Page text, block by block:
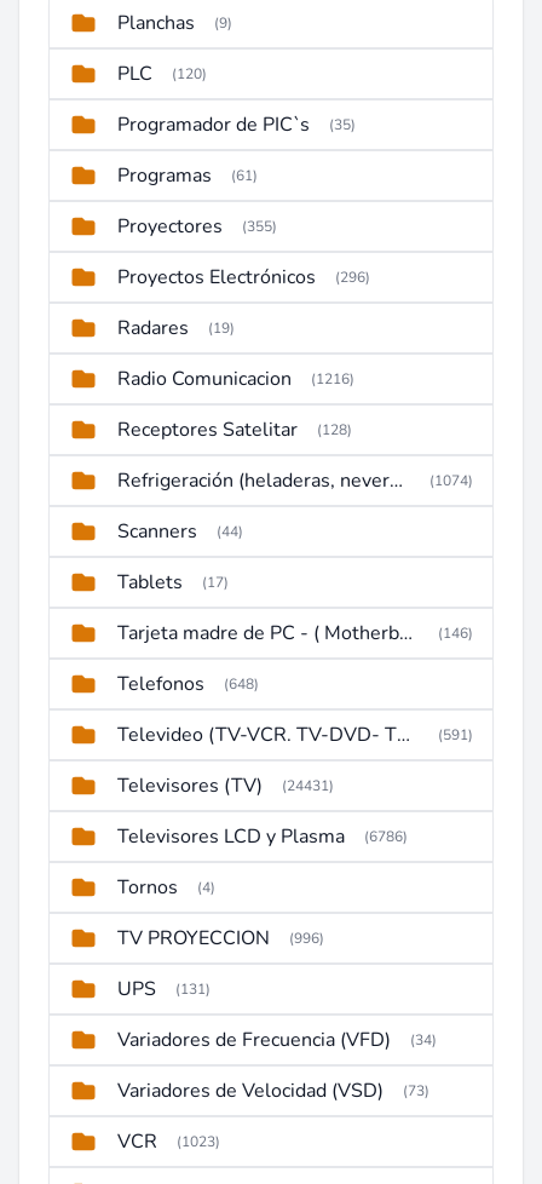
Planchas (9)
PLC (120)
Programador de PIC`s (35)
Programas (61)
Proyectores (355)
Proyectos Electrónicos (296)
Radares (19)
Radio Comunicacion (1216)
Receptores Satelitar (128)
Refrigeración (heladeras, neveras, congeladores) (1074)
Scanners (44)
Tablets (17)
Tarjeta madre de PC - ( Motherboard ) (146)
Telefonos (648)
Televideo (TV-VCR. TV-DVD- TV-DVD-VCR) (591)
Televisores (TV) (24431)
Televisores LCD y Plasma (6786)
Tornos (4)
TV PROYECCION (996)
UPS (131)
Variadores de Frecuencia (VFD) (34)
Variadores de Velocidad (VSD) (73)
VCR (1023)